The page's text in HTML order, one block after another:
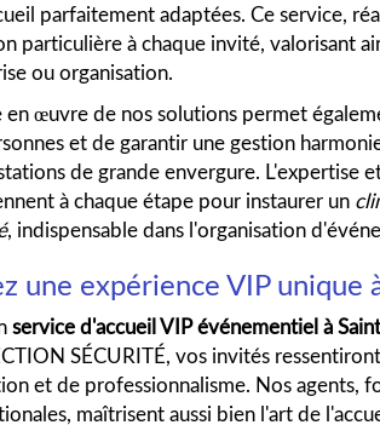
parfaitement adaptées. Ce service,
particulière à chaque invité, valorisant
ou organisation.
en œuvre de nos solutions permet
et de garantir une gestion
de grande envergure. L'expertise
à chaque étape pour instaurer un
, indispensable dans l'organisation
une expérience VIP unique
service d'accueil VIP événementiel à
SÉCURITÉ, vos invités
et de professionnalisme. Nos agents,
maîtrisent aussi bien l'art de